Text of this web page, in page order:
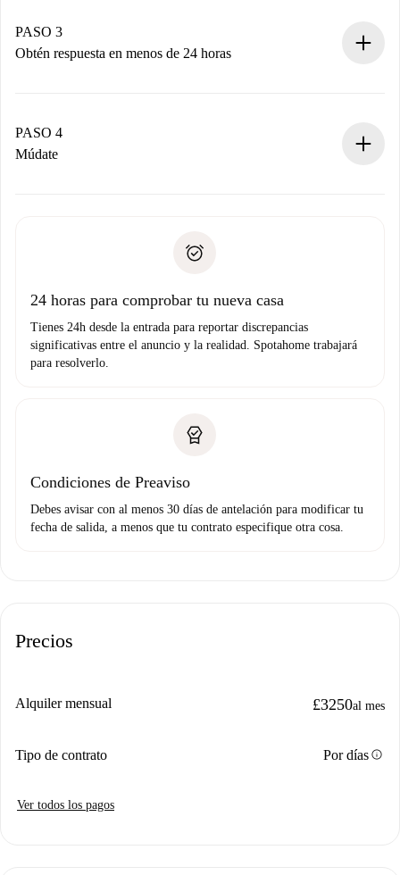
propietario acepte.
PASO 3
Obtén respuesta en menos de 24 horas
contacto con el propietario.
Si es rechazada: No te haremos ningún cargo y te
Prueba de solvencia
PASO 4
Múdate
no nos comunicas ningún problema.
24 horas para comprobar tu nueva casa
Tienes 24h desde la entrada para reportar discrepancias
significativas entre el anuncio y la realidad. Spotahome trabajará
para resolverlo.
Condiciones de Preaviso
Debes avisar con al menos 30 días de antelación para modificar tu
fecha de salida, a menos que tu contrato especifique otra cosa.
Precios
Alquiler mensual £3250al mes
Tipo de contrato Por díasinfo
Ver todos los pagos